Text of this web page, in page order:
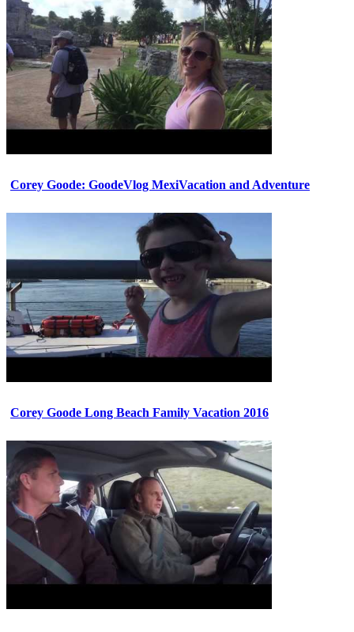
Corey Goode: GoodeVlog MexiVacation and Adventure
Corey Goode Long Beach Family Vacation 2016